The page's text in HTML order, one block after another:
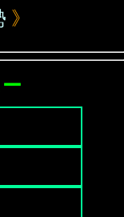
》